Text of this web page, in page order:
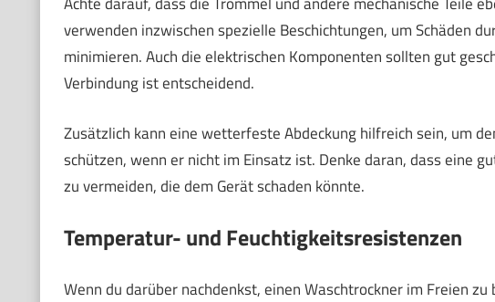
verwenden inzwischen spezielle Beschichtungen, um Schäden
minimieren. Auch die elektrischen Komponenten sollten gut
Verbindung ist entscheidend.
Zusätzlich kann eine wetterfeste Abdeckung hilfreich sein, um
schützen, wenn er nicht im Einsatz ist. Denke daran, dass eine
zu vermeiden, die dem Gerät schaden könnte.
Temperatur- und Feuchtigkeitsresistenzen
Wenn du darüber nachdenkst, einen Waschtrockner im Freien